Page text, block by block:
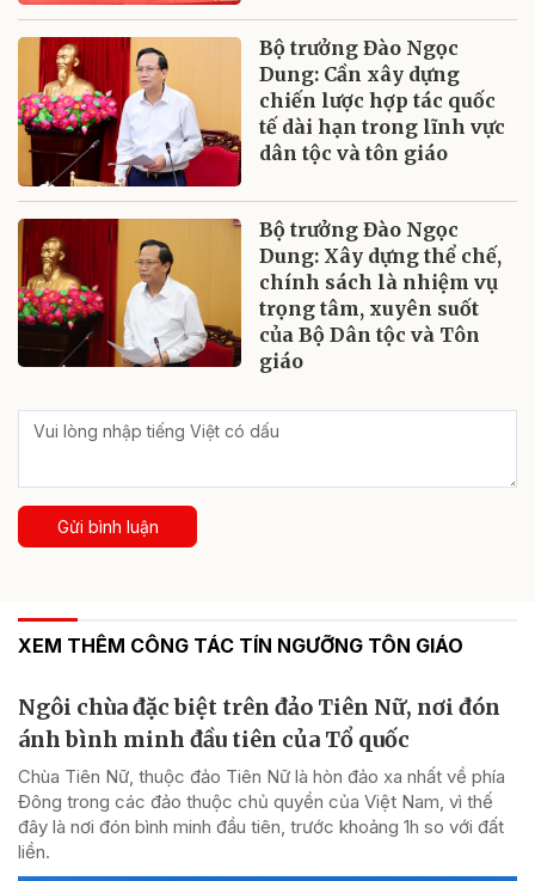
Bộ trưởng Đào Ngọc
Dung: Cần xây dựng
chiến lược hợp tác quốc
tế dài hạn trong lĩnh vực
dân tộc và tôn giáo
Bộ trưởng Đào Ngọc
Dung: Xây dựng thể chế,
chính sách là nhiệm vụ
trọng tâm, xuyên suốt
của Bộ Dân tộc và Tôn
giáo
Gửi bình luận
XEM THÊM CÔNG TÁC TÍN NGƯỠNG TÔN GIÁO
Ngôi chùa đặc biệt trên đảo Tiên Nữ, nơi đón
ánh bình minh đầu tiên của Tổ quốc
Chùa Tiên Nữ, thuộc đảo Tiên Nữ là hòn đảo xa nhất về phía
Đông trong các đảo thuộc chủ quyền của Việt Nam, vì thế
đây là nơi đón bình minh đầu tiên, trước khoảng 1h so với đất
liền.